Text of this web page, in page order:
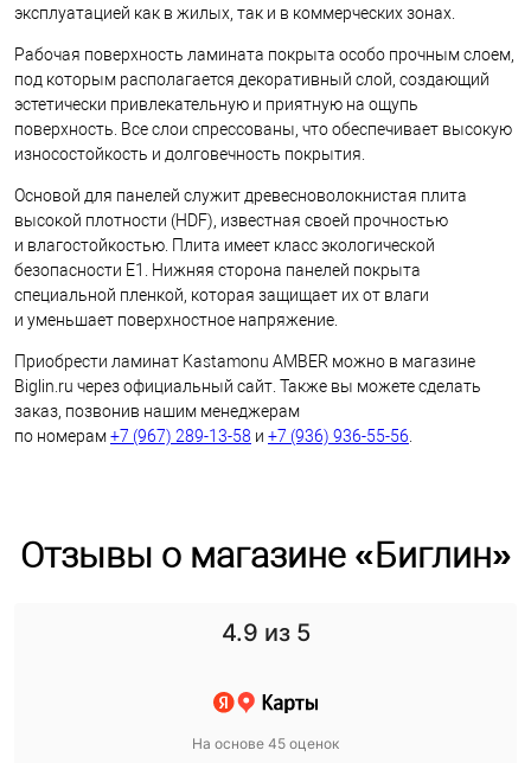
эксплуатацией как в жилых, так и в коммерческих зонах.
Рабочая поверхность ламината покрыта особо прочным слоем,
под которым располагается декоративный слой, создающий
эстетически привлекательную и приятную на ощупь
поверхность. Все слои спрессованы, что обеспечивает высокую
износостойкость и долговечность покрытия.
Основой для панелей служит древесноволокнистая плита
высокой плотности (HDF), известная своей прочностью
и влагостойкостью. Плита имеет класс экологической
безопасности E1. Нижняя сторона панелей покрыта
специальной пленкой, которая защищает их от влаги
и уменьшает поверхностное напряжение.
Приобрести ламинат Kastamonu AMBER можно в магазине
Biglin.ru через официальный сайт. Также вы можете сделать
заказ, позвонив нашим менеджерам
по номерам+7 (967) 289-13-58 и +7 (936) 936-55-56
Отзывы о магазине «Биглин»
4.9 из 5
На основе 45 оценок